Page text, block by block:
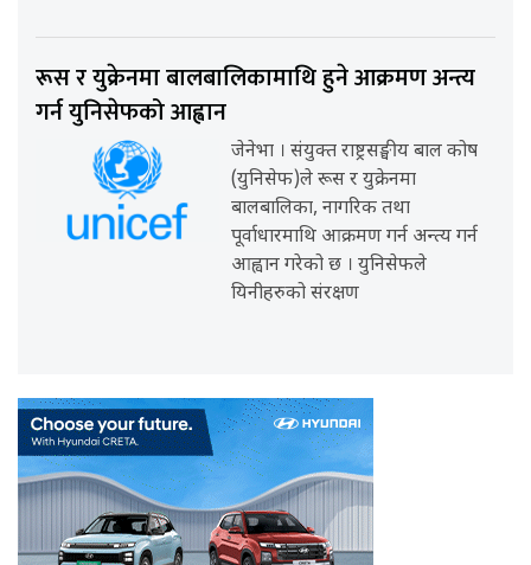
रूस र युक्रेनमा बालबालिकामाथि हुने आक्रमण अन्त्य
गर्न युनिसेफको आह्वान
जेनेभा । संयुक्त राष्ट्रसङ्घीय बाल कोष
(युनिसेफ)ले रूस र युक्रेनमा
बालबालिका, नागरिक तथा
पूर्वाधारमाथि आक्रमण गर्न अन्त्य गर्न
आह्वान गरेको छ । युनिसेफले
यिनीहरुको संरक्षण